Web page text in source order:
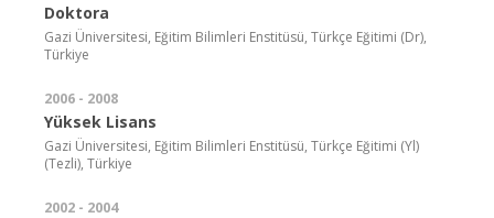
Doktora
Gazi Üniversitesi, Eğitim Bilimleri Enstitüsü, Türkçe Eğitimi (Dr),
Türkiye
2006 - 2008
Yüksek Lisans
Gazi Üniversitesi, Eğitim Bilimleri Enstitüsü, Türkçe Eğitimi (Yl)
(Tezli), Türkiye
2002 - 2004